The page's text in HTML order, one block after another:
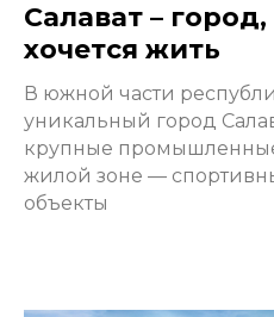
Салават –
хочется жить
В южной части
уникальный город
крупные
жилой зоне —
объекты